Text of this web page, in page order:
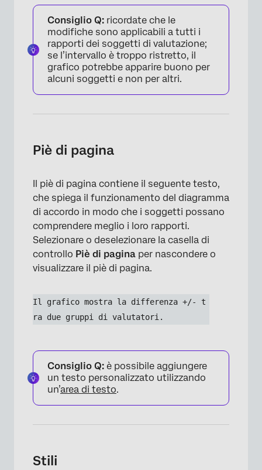
Consiglio Q: ricordate che le
modifiche sono applicabili a tutti i
rapporti dei soggetti di valutazione;
se l’intervallo è troppo ristretto, il
grafico potrebbe apparire buono per
alcuni soggetti e non per altri.
Piè di pagina
Il piè di pagina contiene il seguente testo,
che spiega il funzionamento del diagramma
di accordo in modo che i soggetti possano
comprendere meglio i loro rapporti.
Selezionare o deselezionare la casella di
controllo Piè di pagina per nascondere o
visualizzare il piè di pagina.
Il grafico mostra la differenza +/- t
ra due gruppi di valutatori.
Consiglio Q: è possibile aggiungere
un testo personalizzato utilizzando
un’area di testo.
Stili